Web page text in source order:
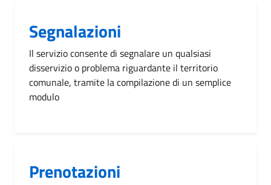
Segnalazioni
Il servizio consente di segnalare un qualsiasi
disservizio o problema riguardante il territorio
comunale, tramite la compilazione di un semplice
modulo
Prenotazioni